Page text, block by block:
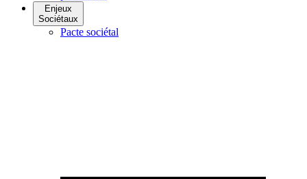
Enjeux
Sociétaux
Pacte sociétal